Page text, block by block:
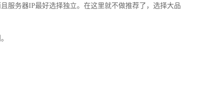
务器IP最好选择独立。在这里就不做推荐了，选择大品